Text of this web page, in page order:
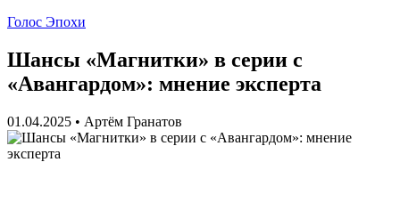
Голос Эпохи
Шансы «Магнитки» в серии с
«Авангардом»: мнение эксперта
01.04.2025 • Артём Гранатов